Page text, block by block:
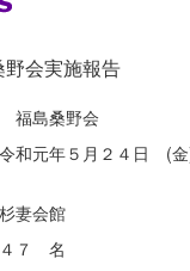
会実施報告
島桑野会
元年５月２４日
会館
７ 名